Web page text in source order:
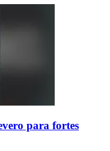
para fortes